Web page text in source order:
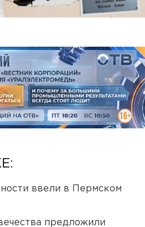
ввели в Пермском
предложили